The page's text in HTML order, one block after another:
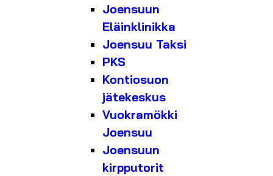
Joensuun
Eläinklinikka
Joensuu Taksi
PKS
Kontiosuon
jätekeskus
Vuokramökki
Joensuu
Joensuun
kirpputorit